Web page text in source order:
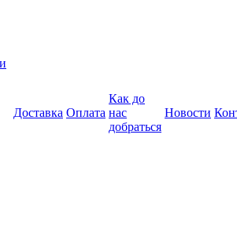
Доставка Оплата
Как до
нас
добраться
Новости